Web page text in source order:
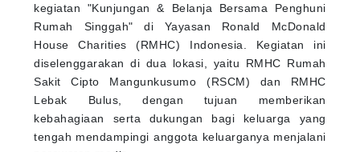
kegiatan "Kunjungan & Belanja Bersama Penghuni
Rumah Singgah" di Yayasan Ronald McDonald
House Charities (RMHC) Indonesia. Kegiatan ini
diselenggarakan di dua lokasi, yaitu RMHC Rumah
Sakit Cipto Mangunkusumo (RSCM) dan RMHC
Lebak Bulus, dengan tujuan memberikan
kebahagiaan serta dukungan bagi keluarga yang
tengah mendampingi anggota keluarganya menjalani